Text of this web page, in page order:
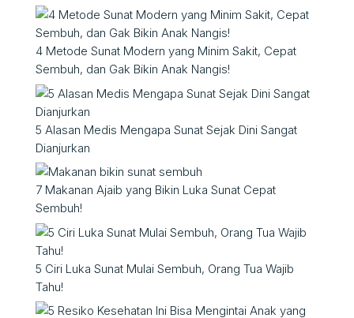
4 Metode Sunat Modern yang Minim Sakit, Cepat
Sembuh, dan Gak Bikin Anak Nangis!
5 Alasan Medis Mengapa Sunat Sejak Dini Sangat
Dianjurkan
7 Makanan Ajaib yang Bikin Luka Sunat Cepat
Sembuh!
5 Ciri Luka Sunat Mulai Sembuh, Orang Tua Wajib
Tahu!